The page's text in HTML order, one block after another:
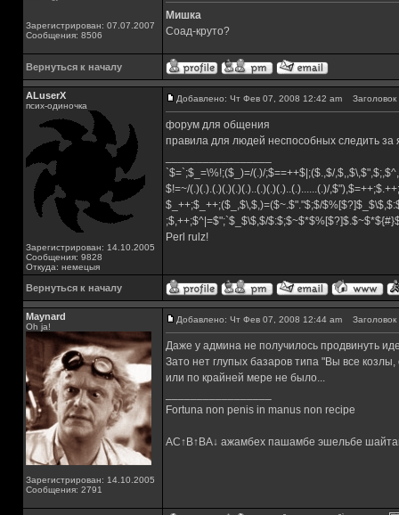
Зарегистрирован: 07.07.2007
Сообщения: 8506
Мишка
Соад-круто?
Вернуться к началу
ALuserX
псих-одиночка
Зарегистрирован: 14.10.2005
Сообщения: 9828
Откуда: немецыя
Добавлено: Чт Фев 07, 2008 12:42 am
форум для общения
правила для людей неспособных следить за
`$=`;$_=\%!;($_)=/(.)/;$==++$|;($.,$/
$!=~/(.)(.).(.)(.)(.)(.)..(.)(.)(.)..(.)......(.)/
$_++;$_++;($_,$\,$,)=($~.$"."$;$/
;$,++;$^|=$";`$_$\$,$/
Perl rulz!
Вернуться к началу
Maynard
Oh ja!
Зарегистрирован: 14.10.2005
Сообщения: 2791
Добавлено: Чт Фев 07, 2008 12:44 am
Даже у админа не получилось продвинуть
Зато нет глупых базаров типа "Вы все
или по крайней мере не было...
Fortuna non penis in manus non recipe
AC↑B↑BA↓ ажамбех пашамбе эшельбе